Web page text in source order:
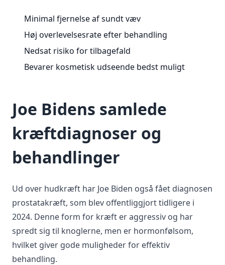
Minimal fjernelse af sundt væv
Høj overlevelsesrate efter behandling
Nedsat risiko for tilbagefald
Bevarer kosmetisk udseende bedst muligt
Joe Bidens samlede
kræftdiagnoser og
behandlinger
Ud over hudkræft har Joe Biden også fået diagnosen
prostatakræft, som blev offentliggjort tidligere i
2024. Denne form for kræft er aggressiv og har
spredt sig til knoglerne, men er hormonfølsom,
hvilket giver gode muligheder for effektiv
behandling.